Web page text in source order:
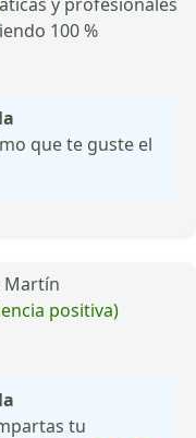
100 %
que te guste el
Martín
positiva)
tu